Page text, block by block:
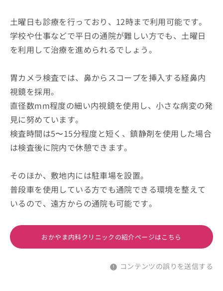
土曜日も診療を行っており、12時まで利用可能です。
学校や仕事などで平日の通院が難しい方でも、土曜日
を利用して治療を進められるでしょう。
胃カメラ検査では、鼻からスコープを挿入する経鼻内
視鏡を採用。
直径数mm程度の細い内視鏡を使用し、小さな病変の発
見に努めています。
検査時間は5〜15分程度と短く、鎮静剤を使用した場合
は検査後に院内で休憩できます。
そのほか、敷地内には駐車場を設置。
普段車を使用している方でも通院できる環境を整えて
いるので、遠方からの通院も可能です。
おかやま内科クリニックの紹介ページはこちら
コンテンツの誤りを送信する